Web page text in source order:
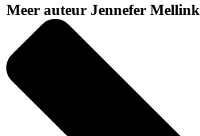
Meer auteur Jennefer Mellink